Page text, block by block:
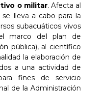
o militar. Afecta al
lleva a cabo para la
subacuáticos vivos
marco del plan de
pública), al científico
la elaboración de
a una actividad de
fines de servicio
de la Administración